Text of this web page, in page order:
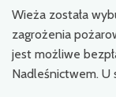
Wieża została
zagrożenia
jest możliwe
Nadleśnictwem. U